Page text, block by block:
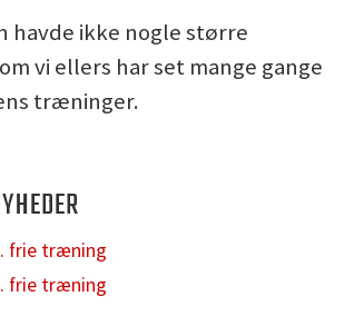
havde ikke nogle større
vi ellers har set mange gange
træninger.
frie træning
frie træning